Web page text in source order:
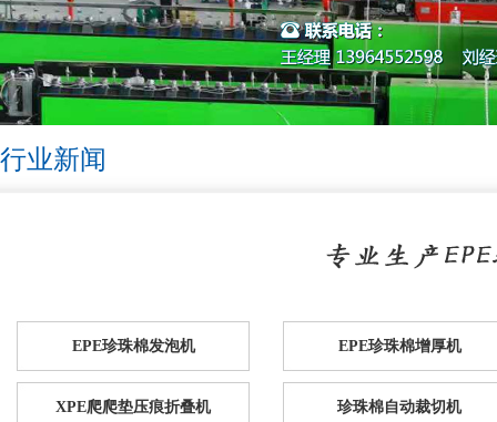
行业新闻
EPE珍珠棉发泡机 EPE珍珠棉增厚机
XPE爬爬垫压痕折叠机 珍珠棉自动裁切机